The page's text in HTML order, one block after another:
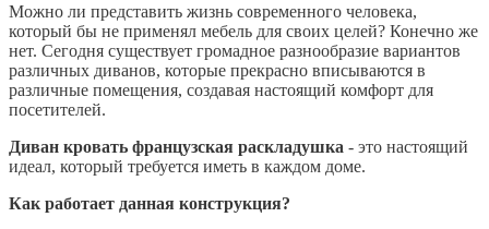
Можно ли представить жизнь современного человека,
который бы не применял мебель для своих целей? Конечно же
нет. Сегодня существует громадное разнообразие вариантов
различных диванов, которые прекрасно вписываются в
различные помещения, создавая настоящий комфорт для
посетителей.
Диван кровать французская раскладушка - это настоящий
идеал, который требуется иметь в каждом доме.
Как работает данная конструкция?